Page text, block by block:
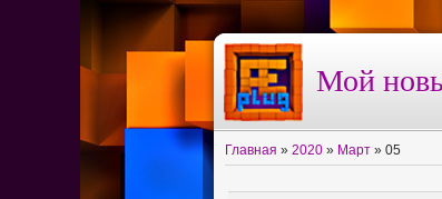
Мой
Главная » 2020 » Март » 05